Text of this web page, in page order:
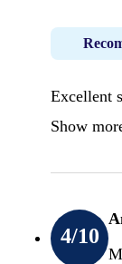
Excellent
Show
4/10